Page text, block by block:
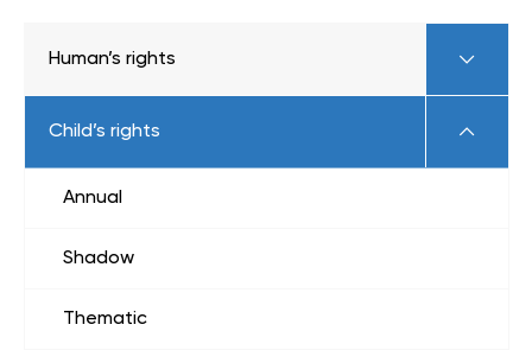
Human’s rights
Child’s rights
Annual
Shadow
Thematic